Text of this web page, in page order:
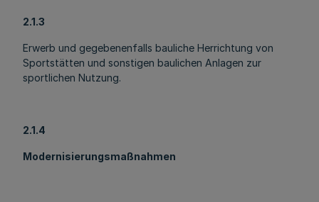
2.1.3
Erwerb und gegebenenfalls bauliche Herrichtung von
Sportstätten und sonstigen baulichen Anlagen zur
sportlichen Nutzung.
2.1.4
Modernisierungsmaßnahmen